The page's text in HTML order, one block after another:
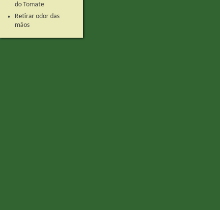
do Tomate
Retirar odor das
mãos